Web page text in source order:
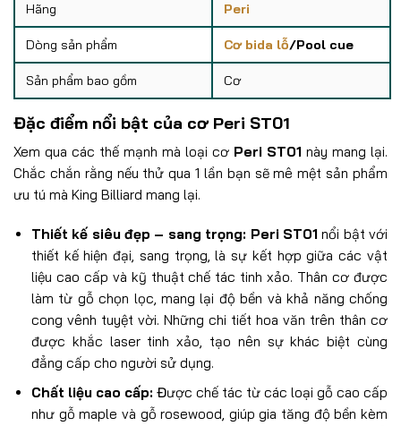
Hãng Peri
Dòng sản phẩm Cơ bida lỗ/Pool cue
Sản phẩm bao gồm Cơ
Đặc điểm nổi bật của cơ Peri ST01
Xem qua các thế mạnh mà loại cơ Peri ST01 này mang lại.
Chắc chắn rằng nếu thử qua 1 lần bạn sẽ mê mệt sản phẩm
ưu tú mà King Billiard mang lại.
Thiết kế siêu đẹp – sang trọng: Peri ST01nổi bật với
thiết kế hiện đại, sang trọng, là sự kết hợp giữa các vật
liệu cao cấp và kỹ thuật chế tác tinh xảo. Thân cơ được
làm từ gỗ chọn lọc, mang lại độ bền và khả năng chống
cong vênh tuyệt vời. Những chi tiết hoa văn trên thân cơ
được khắc laser tinh xảo, tạo nên sự khác biệt cùng
đẳng cấp cho người sử dụng.
Chất liệu cao cấp: Được chế tác từ các loại gỗ cao cấp
như gỗ maple và gỗ rosewood, giúp gia tăng độ bền kèm